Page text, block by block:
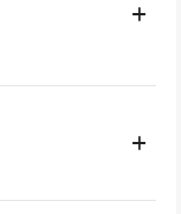
サイト、ポートフ
理したうえで、
の場合は、